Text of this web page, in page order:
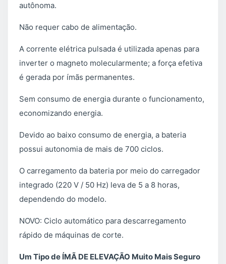
autônoma.
Não requer cabo de alimentação.
A corrente elétrica pulsada é utilizada apenas para
inverter o magneto molecularmente; a força efetiva
é gerada por ímãs permanentes.
Sem consumo de energia durante o funcionamento,
economizando energia.
Devido ao baixo consumo de energia, a bateria
possui autonomia de mais de 700 ciclos.
O carregamento da bateria por meio do carregador
integrado (220 V / 50 Hz) leva de 5 a 8 horas,
dependendo do modelo.
NOVO: Ciclo automático para descarregamento
rápido de máquinas de corte.
Um Tipo de ÍMÃ DE ELEVAÇÃO Muito Mais Seguro